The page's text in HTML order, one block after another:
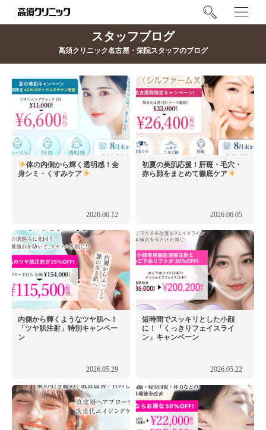
スタッフブログ
高須クリニック名古屋・栄院スタッフのブログ
体の内側から輝く透明感！全
身シミ・くすみケア
2026.06.12
初夏の美肌応援！肝斑・毛穴・
赤ら顔をまとめて徹底ケア
2026.06.05
内側から輝くようなツヤ肌へ！
「ツヤ肌注射」特別キャンペー
ン
2026.05.29
短時間でスッキリとした小顔
に！「くっきりフェイスライ
ン」キャンペーン
2026.05.22